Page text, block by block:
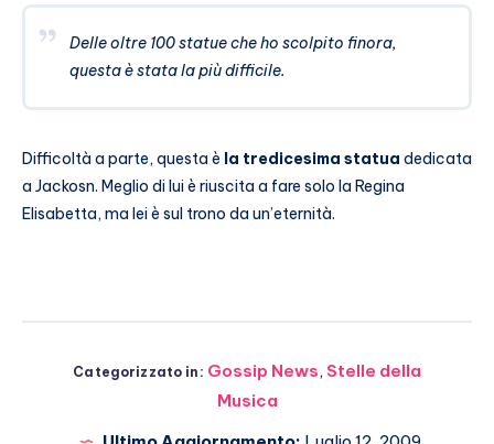
Delle oltre 100 statue che ho scolpito finora,
questa è stata la più difficile.
Difficoltà a parte, questa è la tredicesima statua dedicata
a Jackosn. Meglio di lui è riuscita a fare solo la Regina
Elisabetta, ma lei è sul trono da un’eternità.
Categorizzato in: Gossip News, Stelle della
Musica